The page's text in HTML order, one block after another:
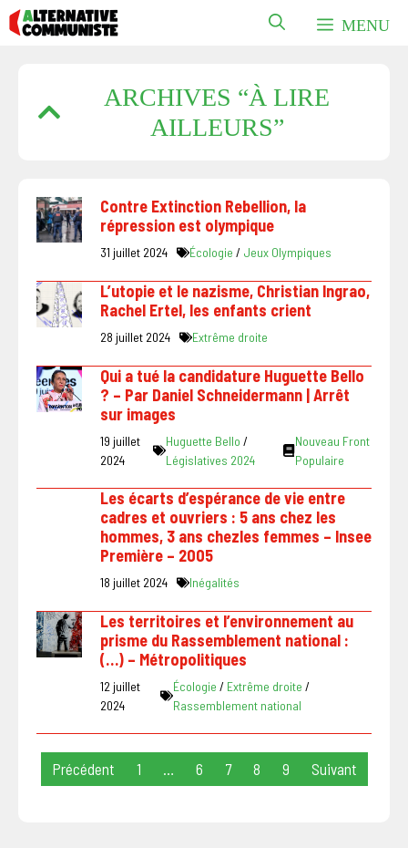
Aller
au
MENU
ARCHIVES “À LIRE
AILLEURS”
Contre Extinction Rebellion, la
répression est olympique
31 juillet 2024 Écologie / Jeux Olympiques
L’utopie et le nazisme, Christian Ingrao,
Rachel Ertel, les enfants crient
28 juillet 2024 Extrême droite
Qui a tué la candidature Huguette Bello
? – Par Daniel Schneidermann | Arrêt
sur images
19 juillet
2024
Huguette Bello /
Législatives 2024
Nouveau Front
Populaire
Les écarts d’espérance de vie entre
cadres et ouvriers : 5 ans chez les
hommes, 3 ans chezles femmes – Insee
Première – 2005
18 juillet 2024 Inégalités
Les territoires et l’environnement au
prisme du Rassemblement national :
(…) – Métropolitiques
12 juillet
2024
Écologie / Extrême droite /
Rassemblement national
Précédent 1 … 6 7 8 9 Suivant